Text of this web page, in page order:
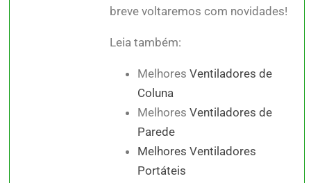
breve voltaremos com novidades!
Leia também:
Melhores Ventiladores de
Coluna
Melhores Ventiladores de
Parede
Melhores Ventiladores
Portáteis